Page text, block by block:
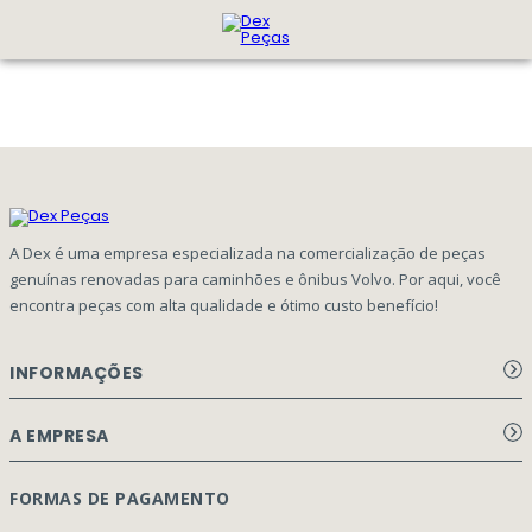
A Dex é uma empresa especializada na comercialização de peças
genuínas renovadas para caminhões e ônibus Volvo. Por aqui, você
encontra peças com alta qualidade e ótimo custo benefício!
INFORMAÇÕES
Aviso de privacidade Dex Peças
A EMPRESA
Página Principal
FORMAS DE PAGAMENTO